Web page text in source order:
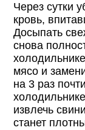
Через сутки
кровь,
Досыпать
снова
мясо и
на 3 раз
извлечь
станет